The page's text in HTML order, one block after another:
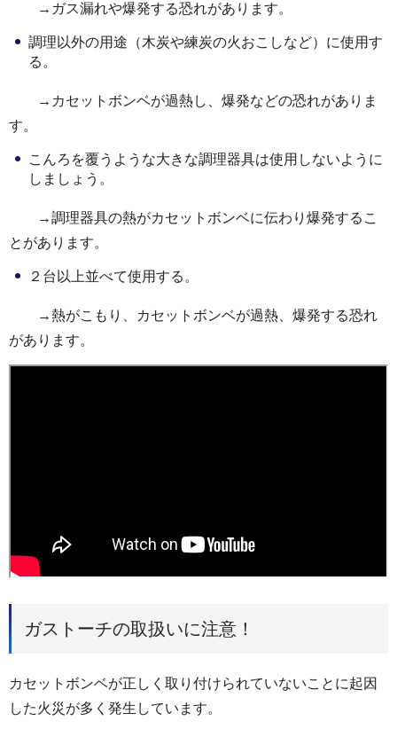
→ガス漏れや爆発する恐れがあります。
調理以外の用途（木炭や練炭の火おこしなど）に使用す
る。
→カセットボンベが過熱し、爆発などの恐れがありま
す。
こんろを覆うような大きな調理器具は使用しないように
しましょう。
→調理器具の熱がカセットボンベに伝わり爆発するこ
とがあります。
２台以上並べて使用する。
→熱がこもり、カセットボンベが過熱、爆発する恐れ
があります。
ガストーチの取扱いに注意！
カセットボンベが正しく取り付けられていないことに起因
した火災が多く発生しています。